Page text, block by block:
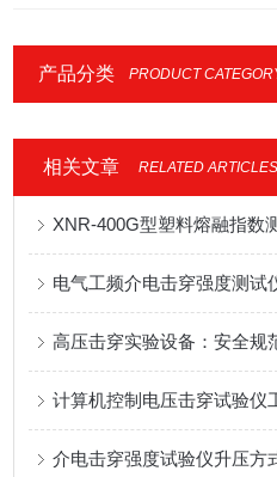
产品分类 PRODUCT
相关文章 RELATED ARTICLES
XNR-400G型塑料熔融指数
电气工频介电击穿强度测试
高压击穿实验设备：安全规
计算机控制电压击穿试验仪
介电击穿强度试验仪升压方